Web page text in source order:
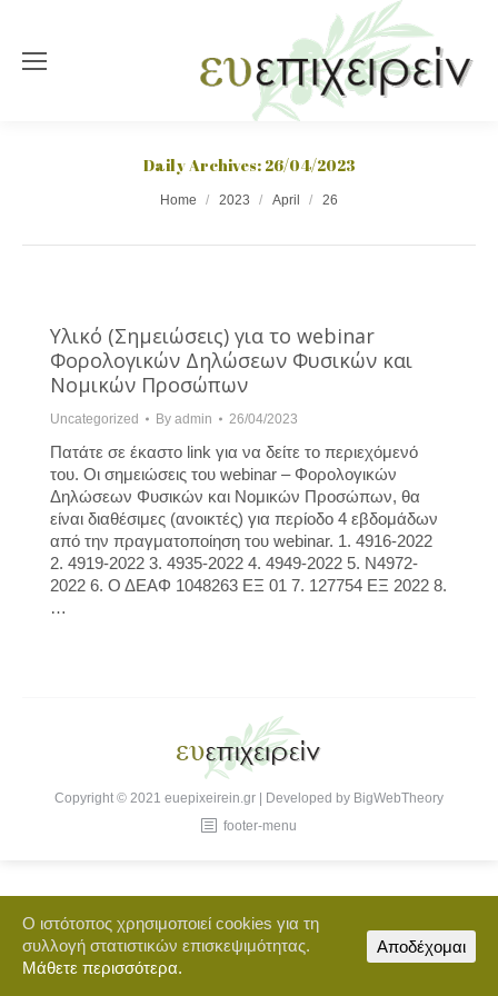
Daily Archives: 26/04/2023
Home 2023 April 26
Υλικό (Σημειώσεις) για το webinar
Φορολογικών Δηλώσεων Φυσικών και
Νομικών Προσώπων
Uncategorized By admin 26/04/2023
Πατάτε σε έκαστο link για να δείτε το περιεχόμενό
του. Οι σημειώσεις του webinar – Φορολογικών
Δηλώσεων Φυσικών και Νομικών Προσώπων, θα
είναι διαθέσιμες (ανοικτές) για περίοδο 4 εβδομάδων
από την πραγματοποίηση του webinar. 1. 4916-2022
2. 4919-2022 3. 4935-2022 4. 4949-2022 5. Ν4972-
2022 6. Ο ΔΕΑΦ 1048263 ΕΞ 01 7. 127754 ΕΞ 2022 8.
…
Copyright © 2021 euepixeirein.gr | Developed by BigWebTheory
footer-menu
Ο ιστότοπος χρησιμοποιεί cookies για τη
συλλογή στατιστικών επισκεψιμότητας.
Μάθετε περισσότερα.
Αποδέχομαι